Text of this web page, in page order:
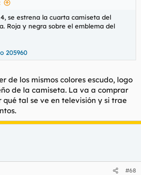
se estrena la cuarta camiseta del
Roja y negra sobre el emblema del
205960
de los mismos colores escudo, logo
de la camiseta. La va a comprar
tal se ve en televisión y si trae
#68